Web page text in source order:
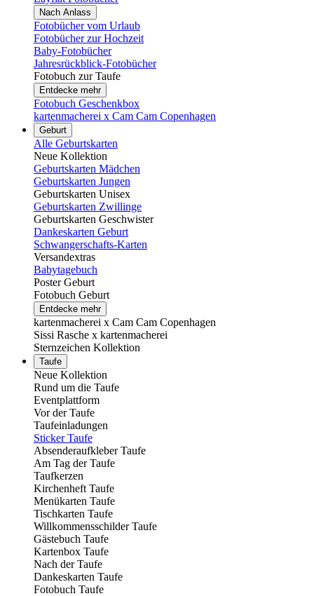
Nach Anlass
Fotobücher vom Urlaub
Fotobücher zur Hochzeit
Baby-Fotobücher
Jahresrückblick-Fotobücher
Fotobuch zur Taufe
Entdecke mehr
Fotobuch Geschenkbox
kartenmacherei x Cam Cam Copenhagen
Geburt
Alle Geburtskarten
Neue Kollektion
Geburtskarten Mädchen
Geburtskarten Jungen
Geburtskarten Unisex
Geburtskarten Zwillinge
Geburtskarten Geschwister
Dankeskarten Geburt
Schwangerschafts-Karten
Versandextras
Babytagebuch
Poster Geburt
Fotobuch Geburt
Entdecke mehr
kartenmacherei x Cam Cam Copenhagen
Sissi Rasche x kartenmacherei
Sternzeichen Kollektion
Taufe
Neue Kollektion
Rund um die Taufe
Eventplattform
Vor der Taufe
Taufeinladungen
Sticker Taufe
Absenderaufkleber Taufe
Am Tag der Taufe
Taufkerzen
Kirchenheft Taufe
Menükarten Taufe
Tischkarten Taufe
Willkommensschilder Taufe
Gästebuch Taufe
Kartenbox Taufe
Nach der Taufe
Dankeskarten Taufe
Fotobuch Taufe